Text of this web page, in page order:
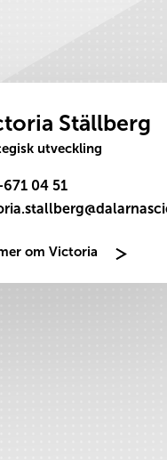
Ställberg
utveckling
04 51
om Victoria